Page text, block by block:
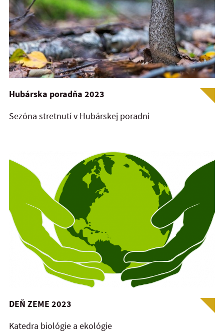
Hubárska poradňa 2023
Sezóna stretnutí v Hubárskej poradni
DEŇ ZEME 2023
Katedra biológie a ekológie